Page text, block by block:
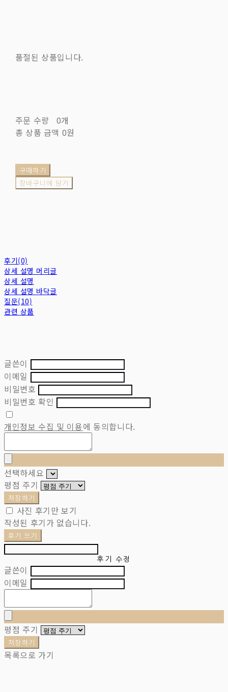
품절된 상품입니다.
주문 수량
0개
총 상품 금액 0원
구매하기
장바구니에 담기
후기(0)
상세 설명 머리글
상세 설명
상세 설명 바닥글
질문(10)
관련 상품
글쓴이
이메일
비밀번호
비밀번호 확인
개인정보 수집 및 이용에 동의합니다.
선택하세요
평점 주기
저장하기
사진 후기만 보기
작성된 후기가 없습니다.
후기 쓰기
후기 수정
글쓴이
이메일
평점 주기
저장하기
목록으로 가기